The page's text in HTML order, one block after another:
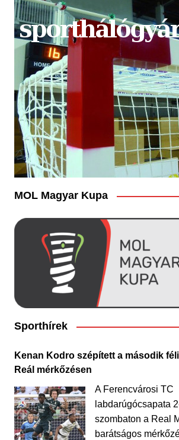
MOL Magyar Kupa
Sporthírek
Kenan Kodro szépített a második
Reál mérkőzésen
A Ferencvárosi TC
labdarúgócsapata
szombaton a Real
barátságos